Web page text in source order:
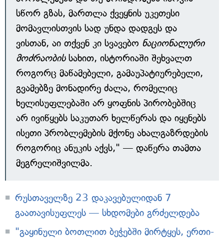
სწორ გზას, მართლა ქვეყნის უკეთესი
მომავლისთვის სად უნდა დადგეს და
ვისთან, აი თქვენ კი სვავებო ნაციონალური
მოძრაობისსახით, ისტორიაში შეხვალთ
როგორც მაწამებელი, გამაუპატიურებელი,
გვამებზე მონადირე ძალა, რომელიც
ხელისუფლებაში არ ყოფნის პირობებშიც
არ ივიწყებს საკუთარ ხელწერას და იყენებს
ისეთი პრობლემების მქონე ახალგაზრდების
როგორიც ანუკის აქვს," — დაწერა თამთა
მეგრელიშვილმა.
რუსთაველზე 23 დაკავებულიდან 7
გაათავისუფლეს — სხდომები გრძელდება
"გაყინული ბოთლით ბეჭებში მირტყეს, ერთი-